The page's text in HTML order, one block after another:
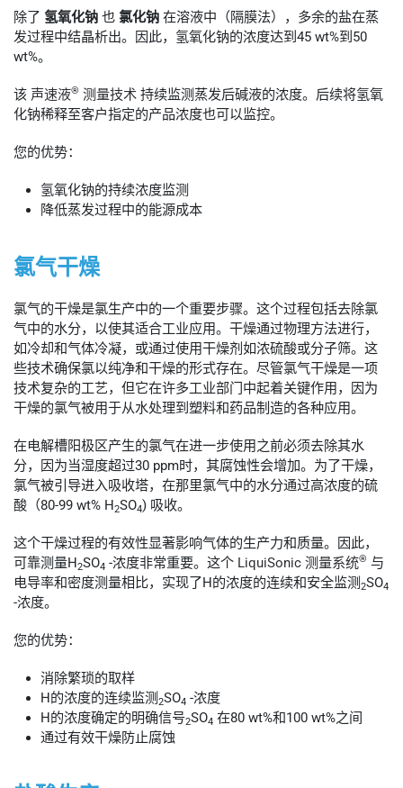
除了 氢氧化钠 也 氯化钠 在溶液中（隔膜法），多余的盐在蒸
发过程中结晶析出。因此，氢氧化钠的浓度达到45 wt%到50
wt%。
该 声速液® 测量技术 持续监测蒸发后碱液的浓度。后续将氢氧
化钠稀释至客户指定的产品浓度也可以监控。
您的优势：
氢氧化钠的持续浓度监测
降低蒸发过程中的能源成本
氯气干燥
氯气的干燥是氯生产中的一个重要步骤。这个过程包括去除氯
气中的水分，以使其适合工业应用。干燥通过物理方法进行，
如冷却和气体冷凝，或通过使用干燥剂如浓硫酸或分子筛。这
些技术确保氯以纯净和干燥的形式存在。尽管氯气干燥是一项
技术复杂的工艺，但它在许多工业部门中起着关键作用，因为
干燥的氯气被用于从水处理到塑料和药品制造的各种应用。
在电解槽阳极区产生的氯气在进一步使用之前必须去除其水
分，因为当湿度超过30 ppm时，其腐蚀性会增加。为了干燥，
氯气被引导进入吸收塔，在那里氯气中的水分通过高浓度的硫
酸（80-99 wt% H2SO4) 吸收。
这个干燥过程的有效性显著影响气体的生产力和质量。因此，
可靠测量H2SO4 -浓度非常重要。这个 LiquiSonic 测量系统® 与
电导率和密度测量相比，实现了H的浓度的连续和安全监测 2SO4
-浓度。
您的优势：
消除繁琐的取样
H的浓度的连续监测 2SO4 -浓度
H的浓度确定的明确信号2SO4 在80 wt%和100 wt%之间
通过有效干燥防止腐蚀